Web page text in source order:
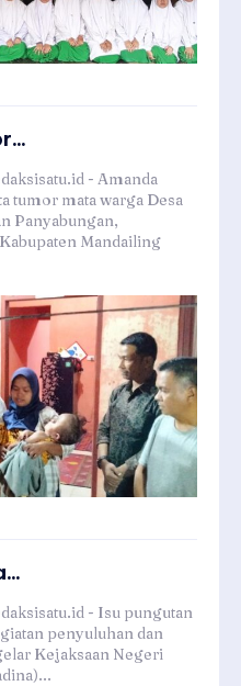
- Amanda
tumor mata warga Desa
Panyabungan,
Mandailing
- Isu pungutan
penyuluhan dan
Kejaksaan Negeri